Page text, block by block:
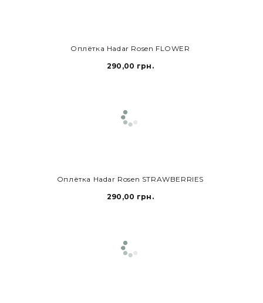
Оплётка Hadar Rosen FLOWER
290,00 грн.
В КОРЗИНУОплётка Hadar Rosen STRAWBERRIES
290,00 грн.